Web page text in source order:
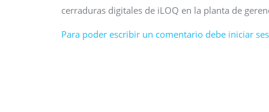
cerraduras digitales de iLOQ en la planta de
Para poder escribir un comentario debe iniciar